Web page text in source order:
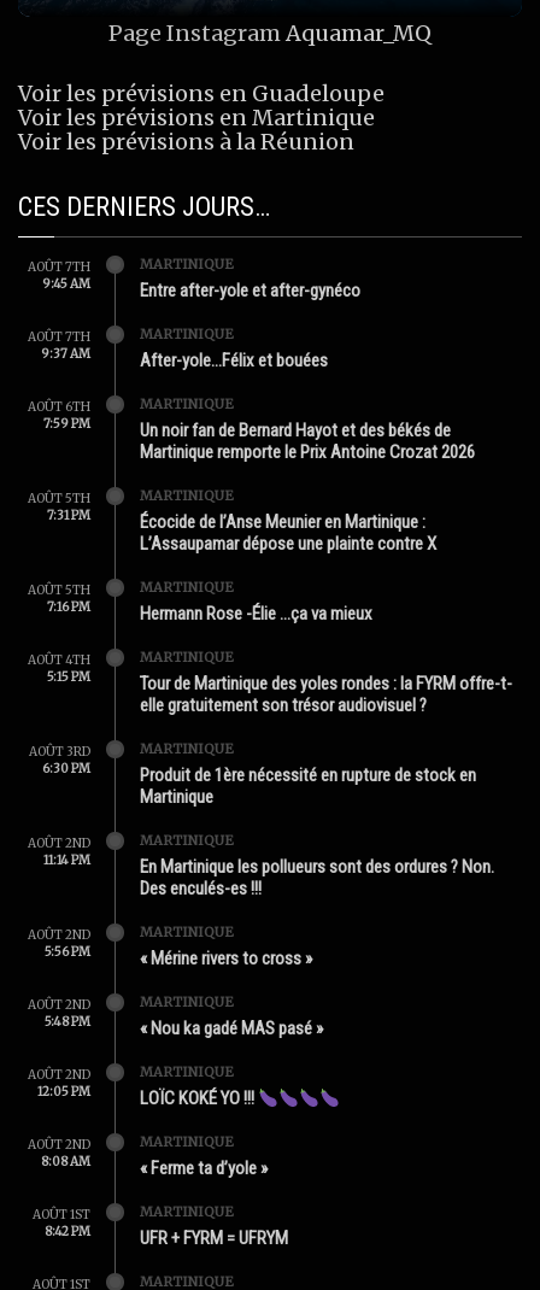
Page InstagramAquamar_MQ
Voir les prévisions en Guadeloupe
Voir les prévisions en Martinique
Voir les prévisions à la Réunion
CES DERNIERS JOURS…
AOÛT 7TH
9:45 AM
MARTINIQUE
Entre after-yole et after-gynéco
AOÛT 7TH
9:37 AM
MARTINIQUE
After-yole…Félix et bouées
AOÛT 6TH
7:59 PM
MARTINIQUE
Un noir fan de Bernard Hayot et des békés de
Martinique remporte le Prix Antoine Crozat 2026
AOÛT 5TH
7:31 PM
MARTINIQUE
Écocide de l’Anse Meunier en Martinique :
L’Assaupamar dépose une plainte contre X
AOÛT 5TH
7:16 PM
MARTINIQUE
Hermann Rose -Élie …ça va mieux
AOÛT 4TH
5:15 PM
MARTINIQUE
Tour de Martinique des yoles rondes : la FYRM offre-t-
elle gratuitement son trésor audiovisuel ?
AOÛT 3RD
6:30 PM
MARTINIQUE
Produit de 1ère nécessité en rupture de stock en
Martinique
AOÛT 2ND
11:14 PM
MARTINIQUE
En Martinique les pollueurs sont des ordures ? Non.
Des enculés-es !!!
AOÛT 2ND
5:56 PM
MARTINIQUE
« Mérine rivers to cross »
AOÛT 2ND
5:48 PM
MARTINIQUE
« Nou ka gadé MAS pasé »
AOÛT 2ND
12:05 PM
MARTINIQUE
LOÏC KOKÉ YO !!!
AOÛT 2ND
8:08 AM
MARTINIQUE
« Ferme ta d’yole »
AOÛT 1ST
8:42 PM
MARTINIQUE
UFR + FYRM = UFRYM
AOÛT 1ST MARTINIQUE